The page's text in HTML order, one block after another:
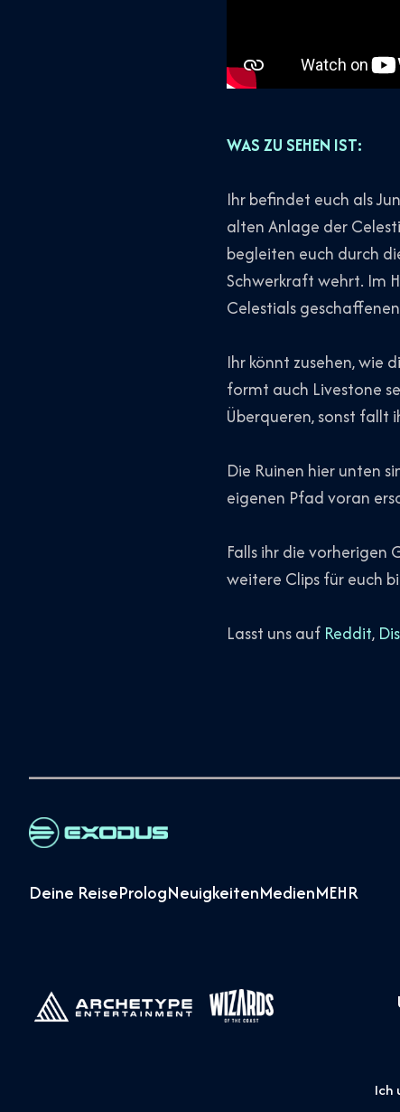
WAS ZU SEHEN IST:
Ihr befindet euch als
alten Anlage der
begleiten euch durch
Schwerkraft wehrt. Im
Celestials
Ihr könnt zusehen, wie
formt auch Livestone
Überqueren, sonst fallt
Die Ruinen hier unten
eigenen Pfad voran
Falls ihr die vorherigen
weitere Clips für euch
Lasst uns auf Reddit,
Deine ReisePrologNeuigkeitenMedienMEHR
Ich